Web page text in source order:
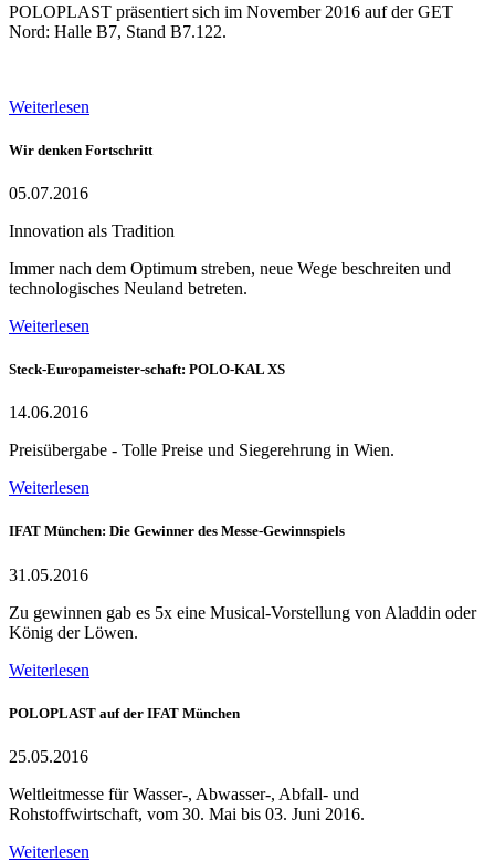
POLOPLAST präsentiert sich im November 2016 auf der GET
Nord: Halle B7, Stand B7.122.
Weiterlesen
Wir denken Fortschritt
05.07.2016
Innovation als Tradition
Immer nach dem Optimum streben, neue Wege beschreiten und
technologisches Neuland betreten.
Weiterlesen
Steck-Europameister-schaft: POLO-KAL XS
14.06.2016
Preisübergabe - Tolle Preise und Siegerehrung in Wien.
Weiterlesen
IFAT München: Die Gewinner des Messe-Gewinnspiels
31.05.2016
Zu gewinnen gab es 5x eine Musical-Vorstellung von Aladdin oder
König der Löwen.
Weiterlesen
POLOPLAST auf der IFAT München
25.05.2016
Weltleitmesse für Wasser-, Abwasser-, Abfall- und
Rohstoffwirtschaft, vom 30. Mai bis 03. Juni 2016.
Weiterlesen